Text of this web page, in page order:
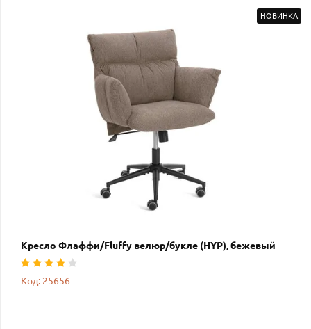
НОВИНКА
Кресло Флаффи/Fluffy велюр/букле (HYP), бежевый
Код: 25656